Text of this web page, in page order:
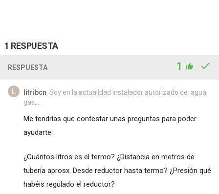
1 RESPUESTA
RESPUESTA 1
litribcn, Soy en la actualidad instalador autorizado de: agua,
gas,...
Me tendrías que contestar unas preguntas para poder
ayudarte:
¿Cuántos litros es el termo? ¿Distancia en metros de
tubería aprosx. Desde reductor hasta termo? ¿Presión qué
habéis regulado el reductor?